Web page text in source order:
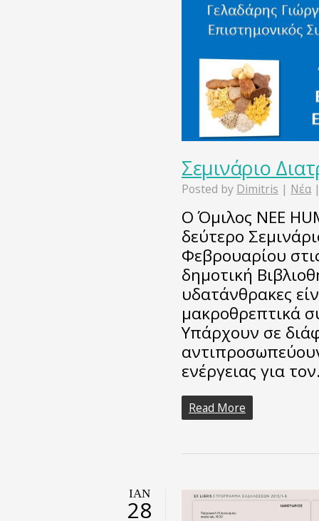
Σεμινάριο
Posted by Dimitris | Νέα
Ο Όμιλος ΝΕΕ
δεύτερο
Φεβρουαρίου
δημοτική
υδατάνθρακες
μακροθρεπτικά
Υπάρχουν σε
ενέργειας για
Read More
ΙΑΝ
28